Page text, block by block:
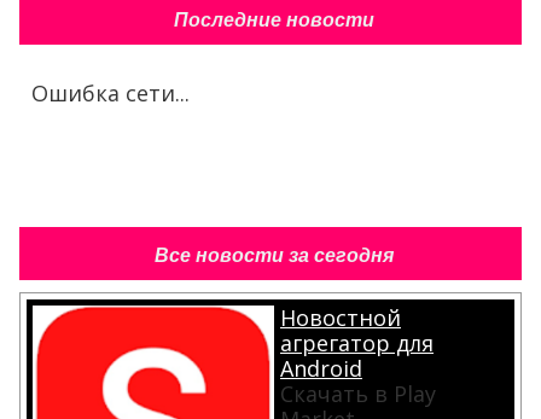
Последние новости
Ошибка сети...
Все новости за сегодня
Новостной
агрегатор для
Android
Скачать в Play